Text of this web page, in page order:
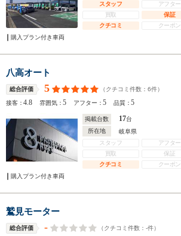
スタッフ
アフター
買取
保証
クチコミ
クーポン
購入プラン付き車両
八高オート
総合評価 5 （クチコミ件数： 6件）
接客：4.8 雰囲気：5 アフター：5 品質：5
掲載台数 17台
所在地
岐阜県
スタッフ
アフター
買取
保証
クチコミ
クーポン
購入プラン付き車両
鷲見モーター
総合評価 - （クチコミ件数： -件）